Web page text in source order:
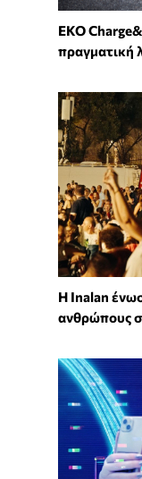
EKO
πραγματική
Η Inalan
ανθρώπους